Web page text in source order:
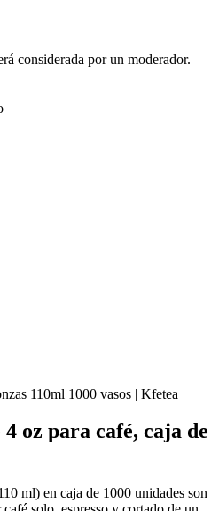
considerada por un moderador.
110ml 1000 vasos | Kfetea
4 oz para café, caja de
ml) en caja de 1000 unidades son